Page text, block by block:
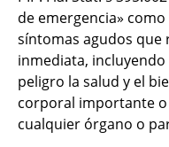
de emergencia»
síntomas agudos que
inmediata,
peligro la salud y el
corporal importante
cualquier órgano o